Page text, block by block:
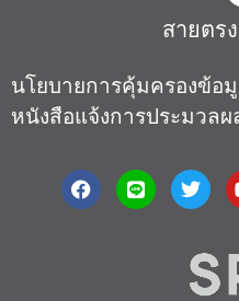
สายตร
นโยบายการคุ้มครองข้อ
หนังสือแจ้งการประมวล